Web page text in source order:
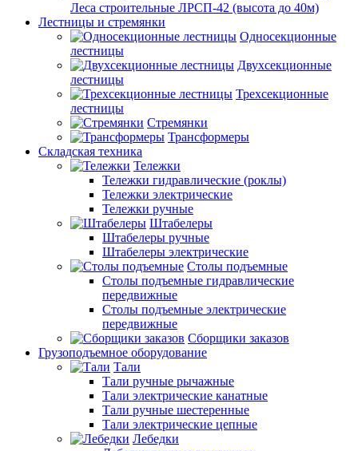
Леса строительные ЛРСП-42 (высота до 40м)
Лестницы и стремянки
Односекционные
лестницы
Двухсекционные
лестницы
Трехсекционные
лестницы
Стремянки
Трансформеры
Складская техника
Тележки
Тележки гидравлические (роклы)
Тележки электрические
Тележки ручные
Штабелеры
Штабелеры ручные
Штабелеры электрические
Столы подъемные
Столы подъемные гидравлические
передвижные
Столы подъемные электрические
передвижные
Сборщики заказов
Грузоподъемное оборудование
Тали
Тали ручные рычажные
Тали электрические канатные
Тали ручные шестеренные
Тали электрические цепные
Лебедки